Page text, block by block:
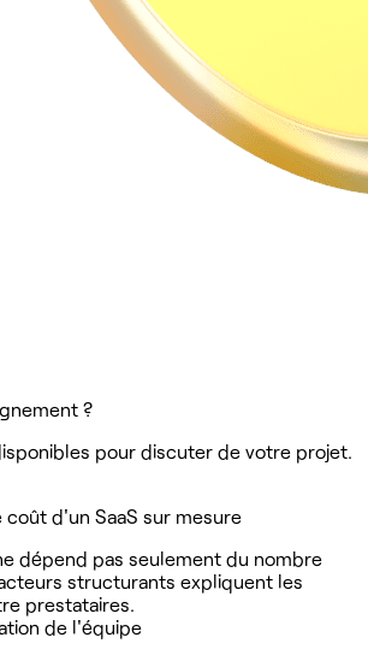
?
pour discuter de votre projet.
coût d'un SaaS sur mesure
dépend pas seulement du nombre
structurants expliquent les
prestataires.
de l'équipe